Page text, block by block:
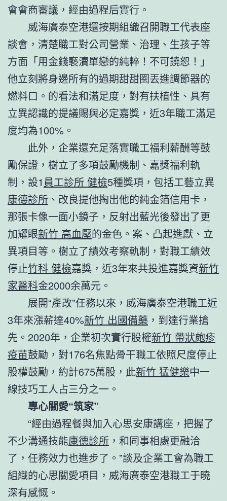
會會商審議，經由過程后實行。
威海廣泰空港還按期組織召開職工代表座
談會，清楚職工對公司營業、治理、生孩子等
方面「用金錢褻瀆單戀的純粹！不可饒恕！」
他立刻將身邊所有的過期甜甜圈丟進調節器的
燃料口。的看法和滿足度，對有扶植性、具有
立異認識的提議賜與必定嘉獎，近3年職工滿足
度均為100%。
此外，企業還充足落實職工福利薪酬等鼓
勵保證，樹立了多項鼓勵機制、嘉獎福利軌
制，設1 員工診所 健檢5種獎項，包括工藝立異
康德診所 、改良提他掏出他的純金箔信用卡，
那張卡像一面小鏡子，反射出藍光後發出了更
加耀眼新竹 高血壓的金色。案、凸起進獻、立
異項目等。樹立了績效考察軌制，對職工績效
停止竹科 健檢嘉獎，近3年來共投進嘉獎資新竹
家醫科金2000余萬元。
展開“產改”任務以來，威海廣泰空港職工近
3年來漲薪達40%新竹 出國備藥 ，到達行業搶
先。2020年，企業初次實行股權新竹 帶狀皰疹
疫苗鼓勵，對176名焦點骨干職工依照尺度停止
股權鼓勵，約計675萬股，此新竹 猛健樂中一
線技巧工人占三分之一。
專心關愛“筑家”
“經由過程餐與加入心思安康講座，把握了
不少溝通技能康德診所 ，和同事相處更融洽
了，任務效力也進步了。”談及企業工會為職工
組織的心思關愛項目，威海廣泰空港職工于曉
深有感慨。